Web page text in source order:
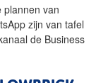
plannen van
zijn van tafel
de Business